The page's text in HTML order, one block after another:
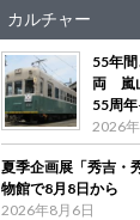
カルチャー
55年
両 嵐
55周
2026
夏季企画展「秀吉
物館で8月8日から
2026年8月6日